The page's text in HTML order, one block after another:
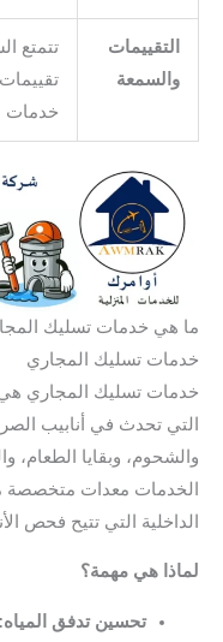
التقييمات
والسمعة
تتمتع
تقييمات
خدمات
ما هي خدمات تسليك
خدمات تسليك المجاري
خدمات تسليك المجاري هي
التي تحدث في أنابيب
والشحوم، وبقايا الطعام،
الخدمات معدات متخصصة
الداخلية التي تتيح فحص
لماذا هي مهمة؟
تحسين تدفق المياه: